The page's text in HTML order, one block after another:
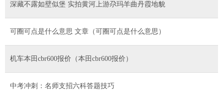
深藏不露如壁似堡 实拍黄河上游尕玛羊曲丹霞地貌
可圈可点是什么意思 文章（可圈可点是什么意思）
机车本田cbr600报价（本田cbr600报价）
中考冲刺：名师支招六科答题技巧